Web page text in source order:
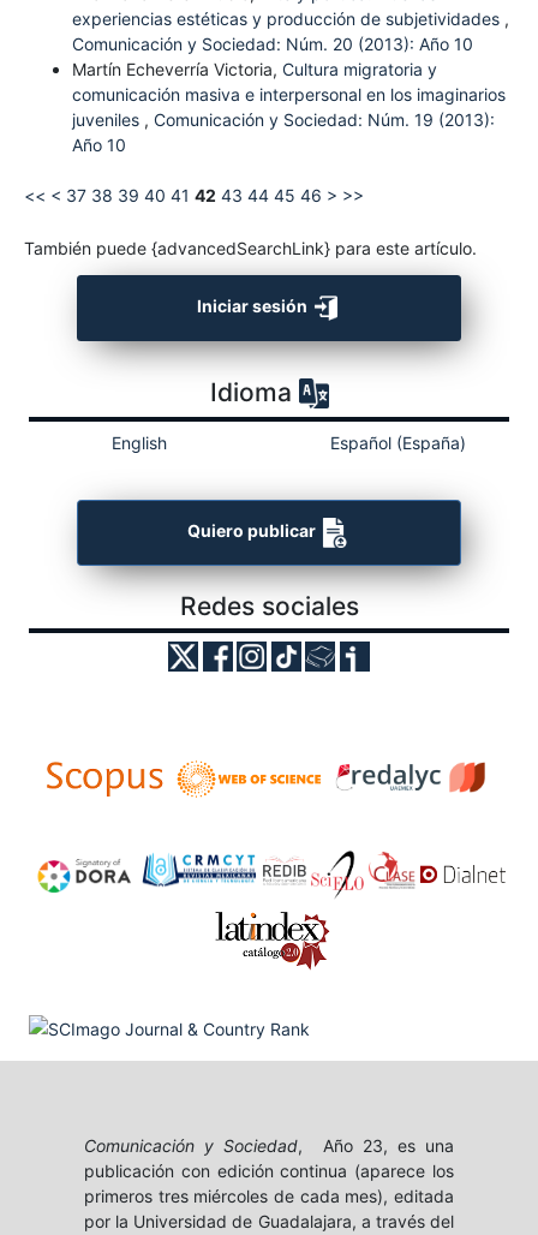
experiencias estéticas y producción de subjetividades ,
Comunicación y Sociedad: Núm. 20 (2013): Año 10
Martín Echeverría Victoria, Cultura migratoria y
comunicación masiva e interpersonal en los imaginarios
juveniles , Comunicación y Sociedad: Núm. 19 (2013):
Año 10
<< < 37 38 39 40 41 42 43 44 45 46 > >>
También puede {advancedSearchLink} para este artículo.
Iniciar sesión
Idioma
English Español (España)
Quiero publicar
Redes sociales
Comunicación y Sociedad, Año 23, es una
publicación con edición continua (aparece los
primeros tres miércoles de cada mes), editada
por la Universidad de Guadalajara, a través del